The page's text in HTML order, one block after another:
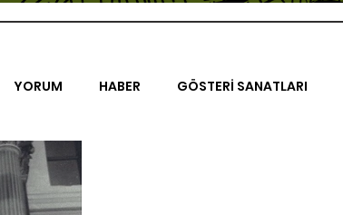
YORUM HABER GÖSTERİ SANATLARI
ÇALIŞMA